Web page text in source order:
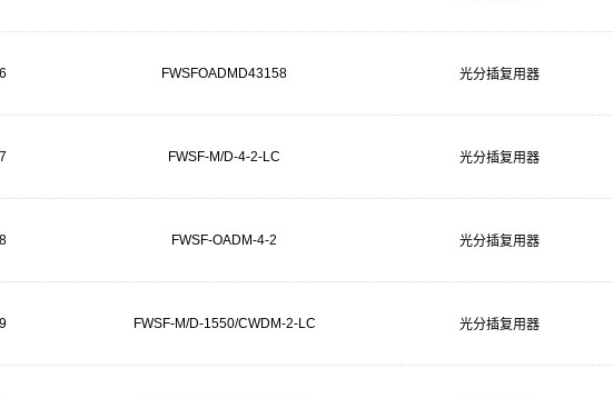
FWSFOADMD43158 光分插复用器
FWSF-M/D-4-2-LC 光分插复用器
FWSF-OADM-4-2 光分插复用器
FWSF-M/D-1550/CWDM-2-LC 光分插复用器